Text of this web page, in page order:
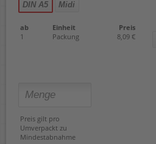
DIN A5 Midi
ab Einheit
Preis
1
Packung 8,09 €
Preis gilt pro
Umverpackt zu
Mindestabnahme